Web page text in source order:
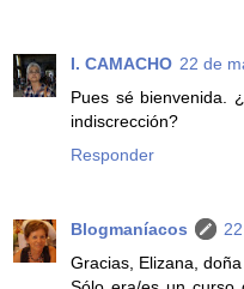
I. CAMACHO 22 de
Pues sé bienvenida.
indiscrección?
Responder
Blogmaníacos
Gracias, Elizana,